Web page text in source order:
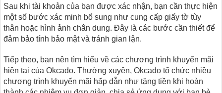
Sau khi tài khoản của bạn được xác nhận, bạn cần thực hiện
một số bước xác minh bổ sung như cung cấp giấy tờ tùy
thân hoặc hình ảnh chân dung. Đây là các bước cần thiết để
đảm bảo tính bảo mật và tránh gian lận.
Tiếp theo, bạn nên tìm hiểu về các chương trình khuyến mãi
hiện tại của Okcado. Thường xuyên, Okcado tổ chức nhiều
chương trình khuyến mãi hấp dẫn như tặng tiền khi hoàn